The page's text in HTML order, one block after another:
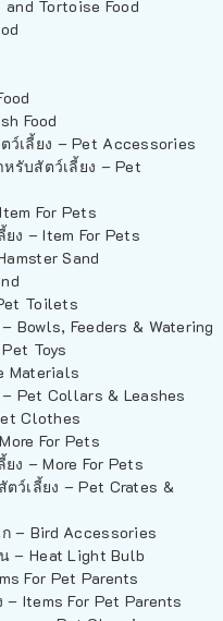
Tortoise Food
Food
เลี้ยง – Pet Accessories
บสัตว์เลี้ยง – Pet
For Pets
ง – Item For Pets
Sand
Toilets
Bowls, Feeders & Watering
Toys
Materials
Pet Collars & Leashes
Clothes
For Pets
ง – More For Pets
ว์เลี้ยง – Pet Crates &
– Bird Accessories
– Heat Light Bulb
For Pet Parents
– Items For Pet Parents